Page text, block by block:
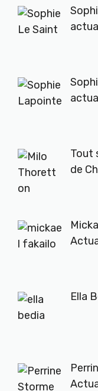
Tout
de
Ella